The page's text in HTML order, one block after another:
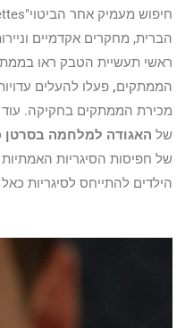
הברית, מחקרים אקדמיים
ראשי תעשיית הטבק ראו
הממתקים, פעלו להעלים
מכירת הממתקים בחקיקה.
של האגודה למלחמה בסרטן
של חפיסות הסיגריות
הילדים להתייחס לסיגריות כאל